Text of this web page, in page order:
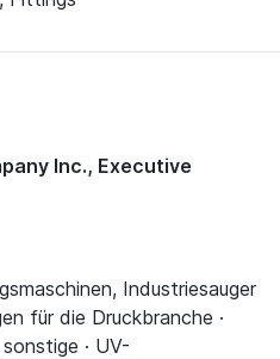
Inc., Executive
Industriesauger
für die Druckbranche ·
· UV-